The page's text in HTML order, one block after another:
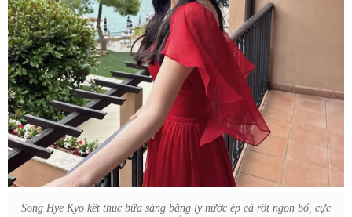
Song Hye Kyo kết thúc bữa sáng bằng ly nước ép cà rốt ngon bổ, cực